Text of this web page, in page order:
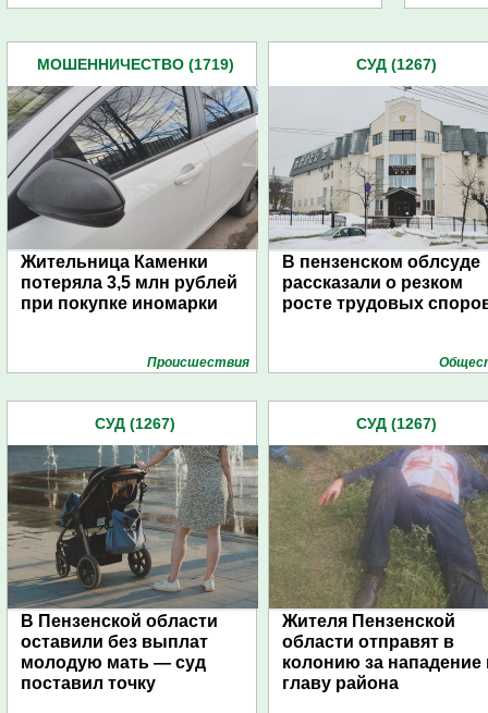
МОШЕННИЧЕСТВО (1719)
Жительница Каменки
потеряла 3,5 млн рублей
при покупке иномарки
Проиcшествия
СУД (1267)
В пензенском облсуде
рассказали о резком
росте трудовых
СУД (1267)
В Пензенской области
оставили без выплат
молодую мать — суд
поставил точку
СУД (1267)
Жителя Пензенской
области отправят в
колонию за нападение
главу района